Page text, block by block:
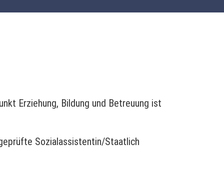
Erziehung, Bildung und Betreuung ist
Sozialassistentin/Staatlich